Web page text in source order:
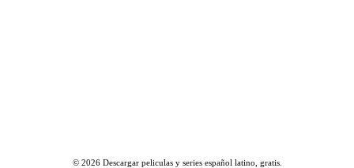
© 2026 Descargar peliculas y series español latino, gratis.